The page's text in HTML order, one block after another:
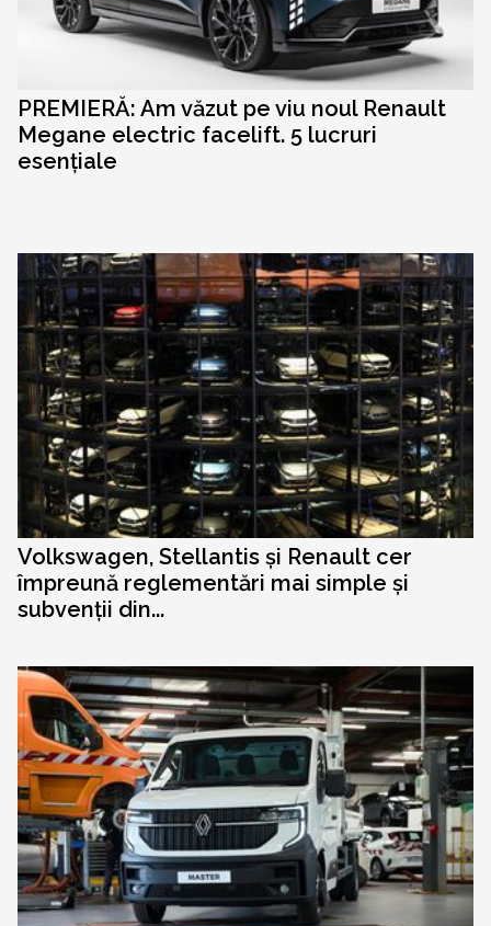
PREMIERĂ: Am văzut pe viu noul Renault
Megane electric facelift. 5 lucruri
esențiale
Volkswagen, Stellantis și Renault cer
împreună reglementări mai simple și
subvenții din...